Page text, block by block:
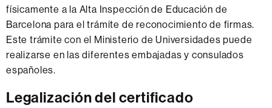
físicamente a la Alta Inspección de Educación de
Barcelona para el trámite de reconocimiento de firmas.
Este trámite con el Ministerio de Universidades puede
realizarse en las diferentes embajadas y consulados
españoles.
Legalización del certificado